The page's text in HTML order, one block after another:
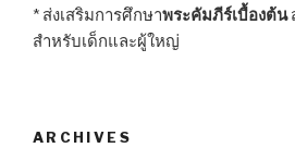
* ส่งเสริมการศึกษาพระคัมภีร์เบื้องต้น
สำหรับเด็กและผู้ใหญ่
ARCHIVES